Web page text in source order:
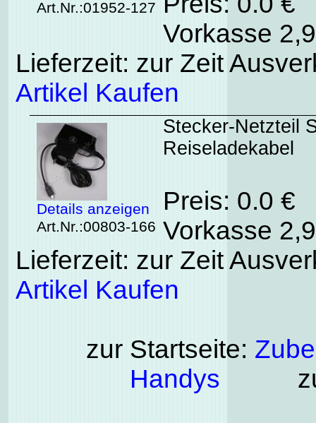
Art.Nr.:01952-127
Vorkasse
Lieferzeit: zur Zeit
Artikel Kaufen
Details anzeigen
Art.Nr.:00803-166
Stecker-Netzteil
Reiseladekabel
Preis: 0.0 €
Vorkasse
Lieferzeit: zur Zeit
Artikel Kaufen
zur Startseite:
Handys